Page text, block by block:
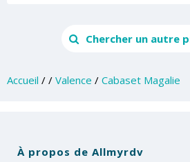
Chercher un autre
Accueil / / Valence / Cabaset Magalie
À propos de Allmyrdv